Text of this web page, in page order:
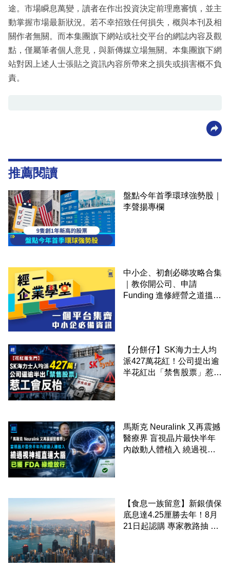
途。市場瞬息萬變，讀者在作出投資決定前理應審慎，並主
動掌握市場最新狀況。若不幸招致任何損失，概與本刊及相
關作者無關。而本集團旗下網站或社交平台的網誌內容及觀
點，僅屬筆者個人意見，與新傳媒立場無關。本集團旗下網
站對因上述人士張貼之資訊內容所帶來之損失或損害概不負
責。
推薦閱讀
盤點今年首季環球強勢股｜
李聲揚專欄
中小企、初創必睇攻略合集
｜教你開公司、申請
Funding 進修經營之道搵大
【分餅仔】SK海力士人均
派427萬花紅！公司提出逾
半花紅出「禁售股票」惹工
馬斯克 Neuralink 又再震撼
醫療界 盲視晶片最快半年
內啟動人體植入 繞過視神
【食息一族留意】新銀債保
底息達4.25厘勝去年！8月
21日起認購 專家教路抽 20